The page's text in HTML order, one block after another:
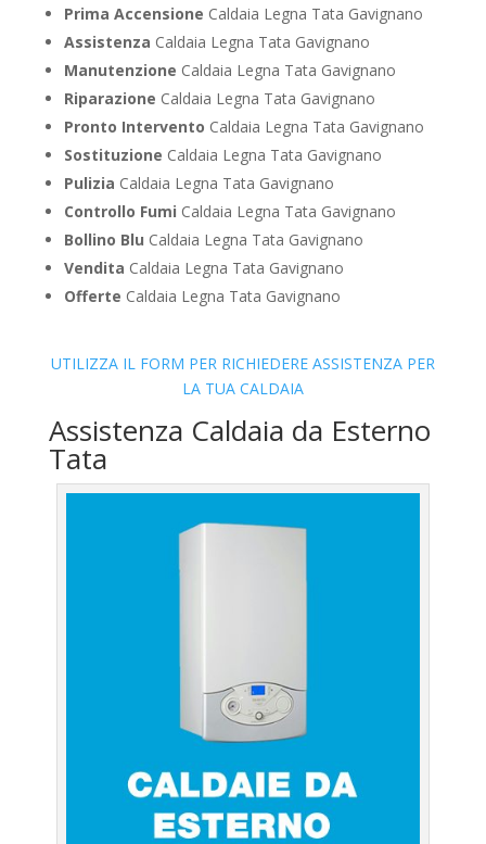
Prima Accensione Caldaia Legna Tata Gavignano
Assistenza Caldaia Legna Tata Gavignano
Manutenzione Caldaia Legna Tata Gavignano
Riparazione Caldaia Legna Tata Gavignano
Pronto Intervento Caldaia Legna Tata Gavignano
Sostituzione Caldaia Legna Tata Gavignano
Pulizia Caldaia Legna Tata Gavignano
Controllo Fumi Caldaia Legna Tata Gavignano
Bollino Blu Caldaia Legna Tata Gavignano
Vendita Caldaia Legna Tata Gavignano
Offerte Caldaia Legna Tata Gavignano
UTILIZZA IL FORM PER RICHIEDERE ASSISTENZA PER
LA TUA CALDAIA
Assistenza Caldaia da Esterno
Tata